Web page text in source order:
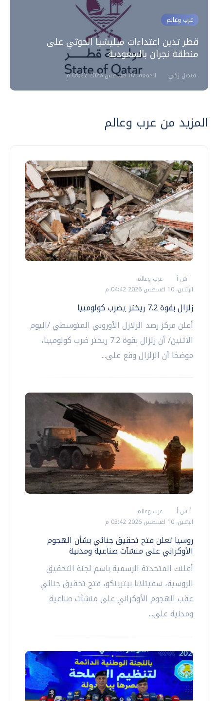
عرب وعالم
قطر تدين اعتداءات ميليشيا الحوثي على
منطقة نجران بالسعودية
فيصل زكي الجمعة، 07 اغسطس 2026 05:27 م
المزيد من عرب وعالم
أ ش أ
عرب وعالم
الإثنين، 10 اغسطس 2026 04:42 م
زلزال بقوة 7.2 ريختر يضرب كولومبيا
أعلن مركز رصد الزلازل الأوروبي المتوسطي /اليوم
الاثنين/ أن زلزال بقوة 7.2 ريختر ضرب كولومبيا،
موضحًا أن الزلزال وقع على...
أ ش أ
عرب وعالم
الإثنين، 10 اغسطس 2026 03:42 م
روسيا تعلن فتح تحقيق جنائي بشأن الهجوم
الأوكراني على منشآت صناعية ومدنية
أعلنت المتحدثة الرسمية باسم لجنة التحقيق
الروسية، سفيتلانا بيترينكو، فتح تحقيق جنائي
عقب الهجوم الأوكراني على منشآت صناعية
ومدنية على...